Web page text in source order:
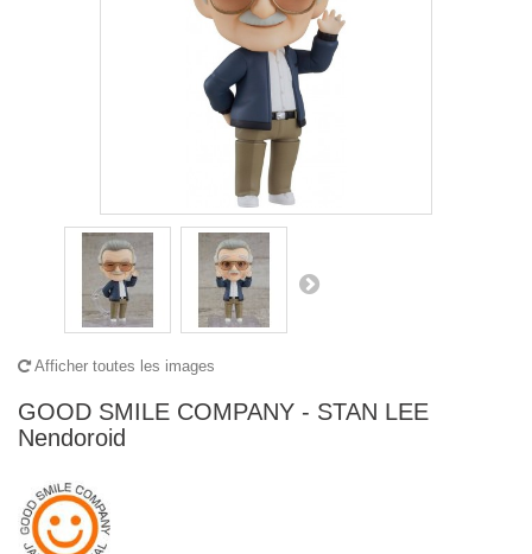
Afficher toutes les images
GOOD SMILE COMPANY - STAN LEE
Nendoroid